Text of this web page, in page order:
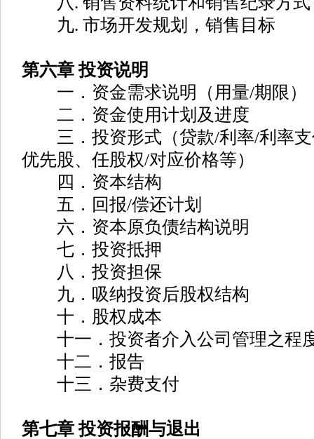
九. 市场开发规划，销售目标
第六章 投资说明
一．资金需求说明（用量/期限）
二．资金使用计划及进度
三．投资形式（贷款/利率/利率支
优先股、任股权/对应价格等）
四．资本结构
五．回报/偿还计划
六．资本原负债结构说明
七．投资抵押
八．投资担保
九．吸纳投资后股权结构
十．股权成本
十一．投资者介入公司管理之程
十二．报告
十三．杂费支付
第七章 投资报酬与退出